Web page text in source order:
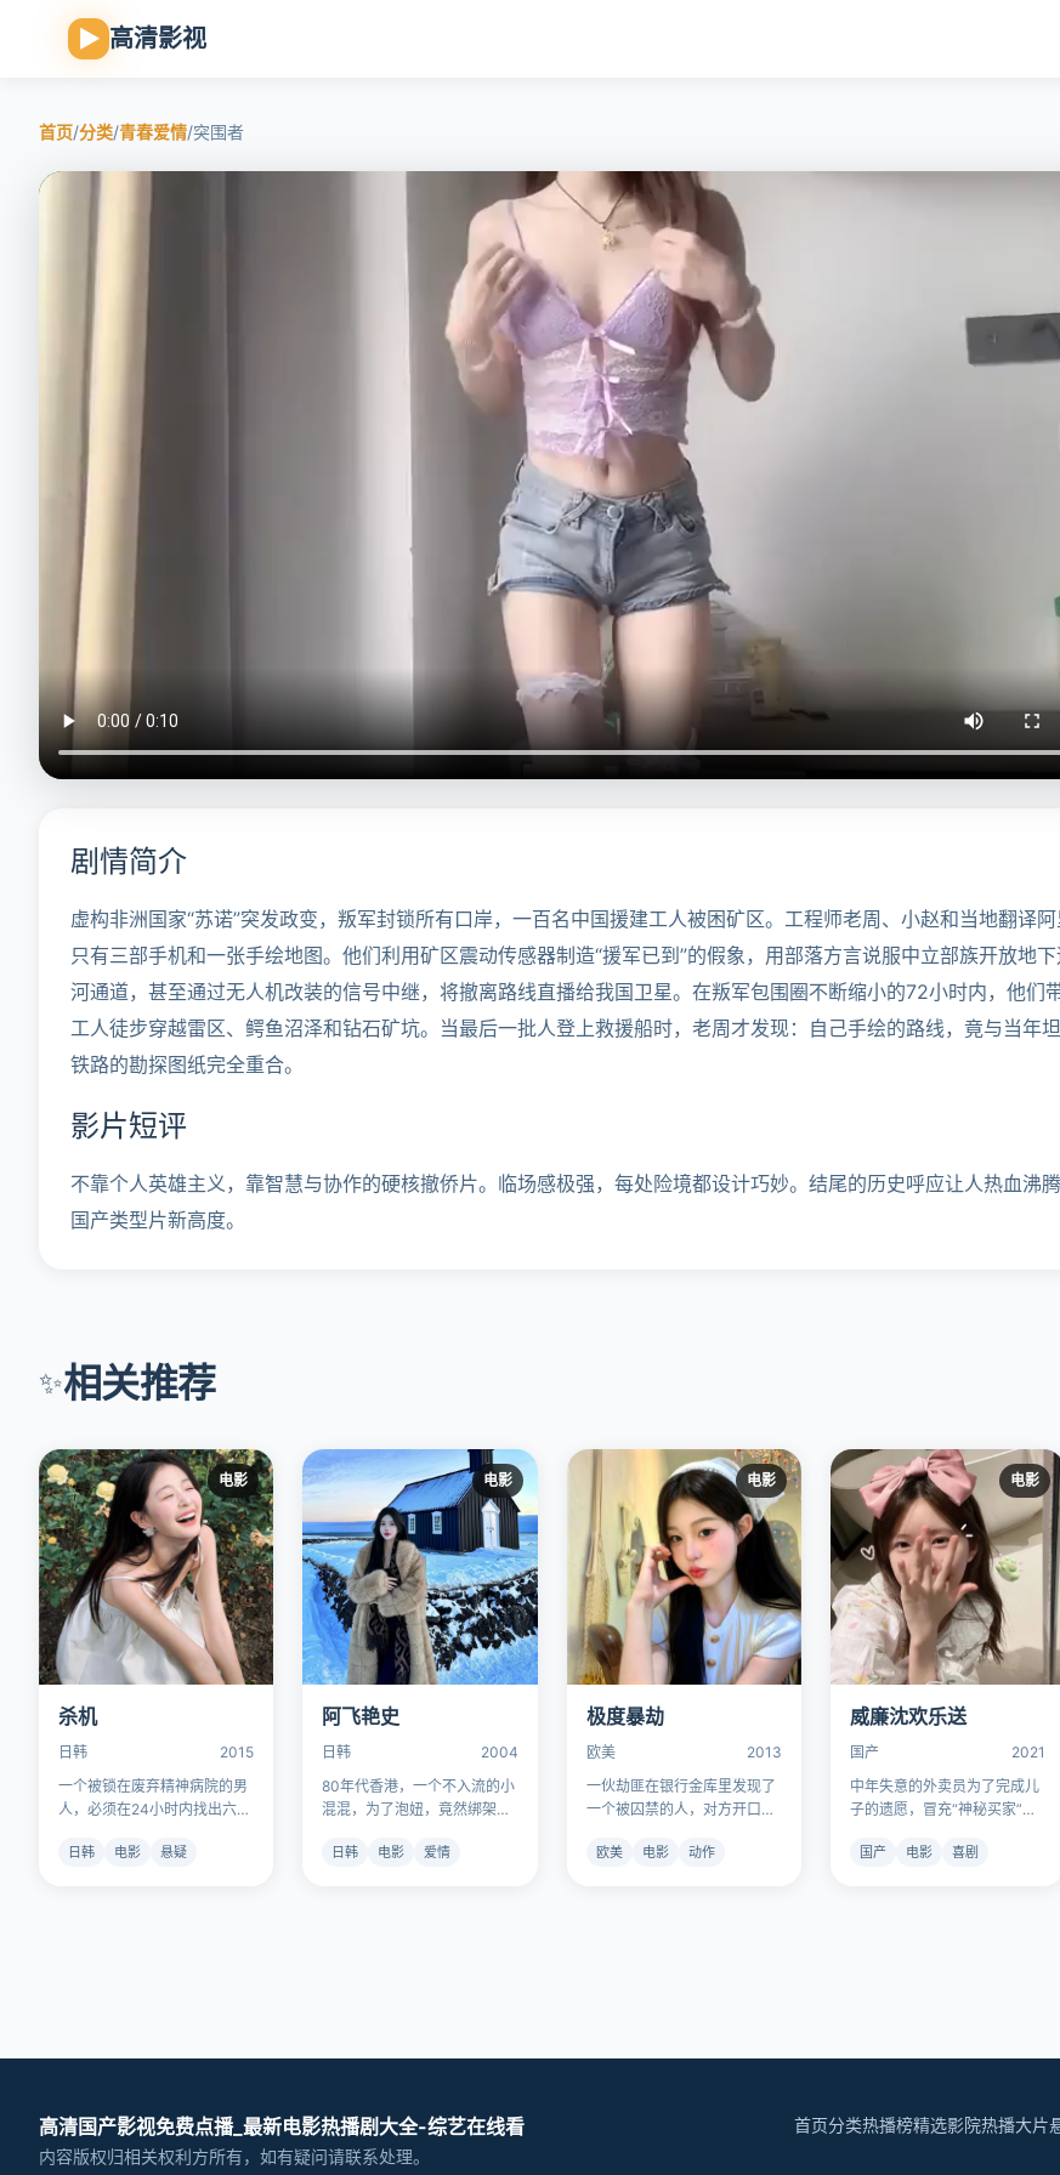
▶ 高清影视
首页/分类/青春爱情/突围者
剧情简介
虚构非洲国家“苏诺”突发政变，叛军封锁所有口岸，一百名中国援建工人被困矿区。工程师老周、小赵和当地翻译阿
只有三部手机和一张手绘地图。他们利用矿区震动传感器制造“援军已到”的假象，用部落方言说服中立部族开放地
河通道，甚至通过无人机改装的信号中继，将撤离路线直播给我国卫星。在叛军包围圈不断缩小的72小时内，他们
工人徒步穿越雷区、鳄鱼沼泽和钻石矿坑。当最后一批人登上救援船时，老周才发现：自己手绘的路线，竟与当年
铁路的勘探图纸完全重合。
影片短评
不靠个人英雄主义，靠智慧与协作的硬核撤侨片。临场感极强，每处险境都设计巧妙。结尾的历史呼应让人热血沸腾
国产类型片新高度。
✨相关推荐
电影
杀机
日韩
2015
一个被锁在废弃精神病院的男
人，必须在24小时内找出六个
日韩 电影 悬疑
电影
阿飞艳史
日韩
2004
80年代香港，一个不入流的小
混混，为了泡妞，竟然绑架了
日韩 电影 爱情
电影
极度暴劫
欧美
2013
一伙劫匪在银行金库里发现了
一个被囚禁的人，对方开口第
欧美 电影 动作
电影
威廉沈欢乐送
国产
2021
中年失意的外卖员为了完成儿
子的遗愿，冒充“神秘买家”冲
卖。
国产 电影 喜剧
高清国产影视免费点播_最新电影热播剧大全-综艺在线看
内容版权归相关权利方所有，如有疑问请联系处理。
首页分类热播榜精选影院热播大片